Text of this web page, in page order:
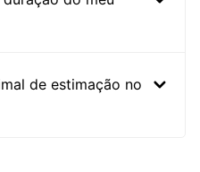
de estimação no